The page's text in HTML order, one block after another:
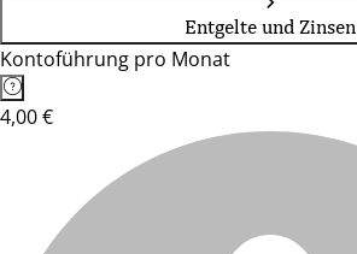
Entgelte und Zinsen
Kontoführung pro Monat
4,00 €